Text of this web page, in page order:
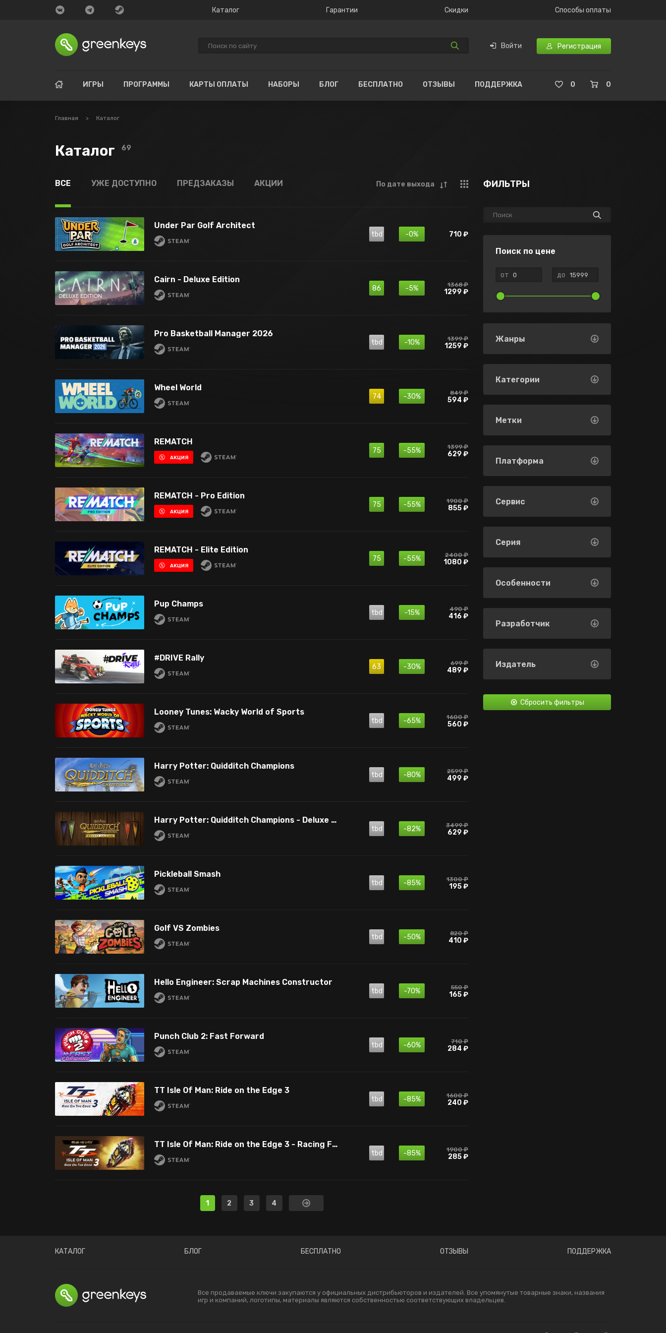
Каталог Гарантии Скидки Способы оплаты
Войти Регистрация
ИГРЫ ПРОГРАММЫ КАРТЫ ОПЛАТЫ НАБОРЫ БЛОГ БЕСПЛАТНО ОТЗЫВЫ ПОДДЕРЖКА 0
0
Главная > Каталог
Каталог 69
ВСЕ УЖЕ ДОСТУПНО ПРЕДЗАКАЗЫ АКЦИИ По дате выхода
Under Par Golf Architect
tbd -0% 710 ₽
Cairn - Deluxe Edition
86 -5% 1368 ₽
1299 ₽
Pro Basketball Manager 2026
tbd -10% 1399 ₽
1259 ₽
Wheel World
74 -30% 849 ₽
594 ₽
REMATCH
АКЦИЯ
75 -55% 1399 ₽
629 ₽
REMATCH - Pro Edition
АКЦИЯ
75 -55% 1900 ₽
855 ₽
REMATCH - Elite Edition
АКЦИЯ
75 -55% 2400 ₽
1080 ₽
Pup Champs
tbd -15% 490 ₽
416 ₽
#DRIVE Rally
63 -30% 699 ₽
489 ₽
Looney Tunes: Wacky World of Sports
tbd -65% 1600 ₽
560 ₽
Harry Potter: Quidditch Champions
tbd -80% 2599 ₽
499 ₽
Harry Potter: Quidditch Champions - Deluxe Edition
tbd -82% 3499 ₽
629 ₽
Pickleball Smash
tbd -85% 1300 ₽
195 ₽
Golf VS Zombies
tbd -50% 820 ₽
410 ₽
Hello Engineer: Scrap Machines Constructor
tbd -70% 550 ₽
165 ₽
Punch Club 2: Fast Forward
tbd -60% 710 ₽
284 ₽
TT Isle Of Man: Ride on the Edge 3
tbd -85% 1600 ₽
240 ₽
TT Isle Of Man: Ride on the Edge 3 - Racing Fan Edition
tbd -85% 1900 ₽
285 ₽
1 2 3 4
ФИЛЬТРЫ
Поиск по цене
от до
Жанры
Категории
Метки
Платформа
Сервис
Серия
Особенности
Разработчик
Издатель
Сбросить фильтры
КАТАЛОГ БЛОГ БЕСПЛАТНО ОТЗЫВЫ ПОДДЕРЖКА
Все продаваемые ключи закупаются у официальных дистрибьюторов и издателей. Все упомянутые товарные знаки, названия
игр и компаний, логотипы, материалы являются собственностью соответствующих владельцев.